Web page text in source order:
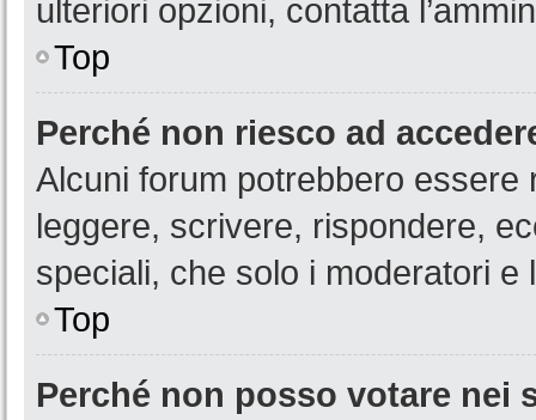
ulteriori opzioni, contatta
Top
Perché non riesco ad
Alcuni forum potrebbero
leggere, scrivere, rispondere,
speciali, che solo i moderatori e
Top
Perché non posso votare nei